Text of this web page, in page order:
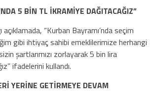
5 BİN TL İKRAMİYE DAĞITACAĞIZ”
açıklamada, “Kurban Bayramı’nda seçim
gibi ihtiyaç sahibi emeklilerimize herhangi
şartlarımızı zorlayarak 5 bin lira
ifadelerini kullandı.
YERİNE GETİRMEYE DEVAM